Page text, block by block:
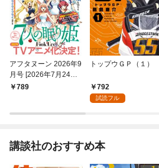
アフタヌーン 2026年9
月号 [2026年7月24日
発売]
789
トップウＧＰ（１）
792
試読フル
講談社のおすすめ本